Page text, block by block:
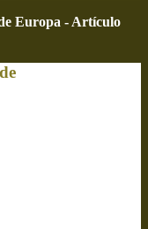
Europa - Artículo